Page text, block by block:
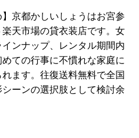
】京都かしいしょうはお宮参
天市場の貸衣装店です。女
ンナップ、レンタル期間内
ての行事に不慣れな家庭に
ます。往復送料無料で全国
ーンの選択肢として検討余